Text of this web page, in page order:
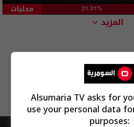
محليات 21.31%
المزيد
Alsumaria TV asks for
use your personal data
purposes: